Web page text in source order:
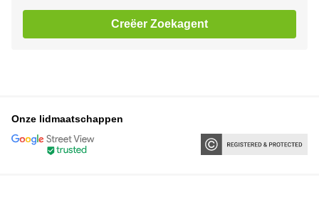
Creëer Zoekagent
Onze lidmaatschappen